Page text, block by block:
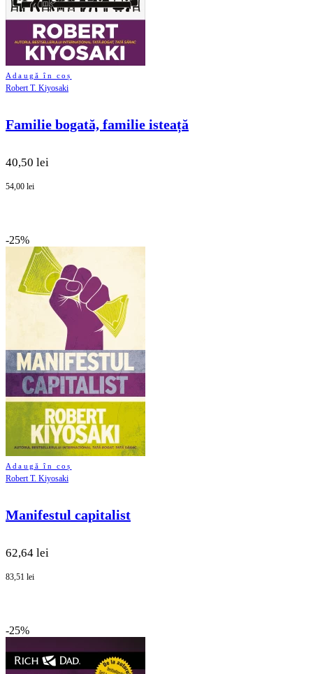
Adaugă în coș
Robert T. Kiyosaki
Familie bogată, familie isteață
40,50 lei
54,00 lei
-25%
Adaugă în coș
Robert T. Kiyosaki
Manifestul capitalist
62,64 lei
83,51 lei
-25%